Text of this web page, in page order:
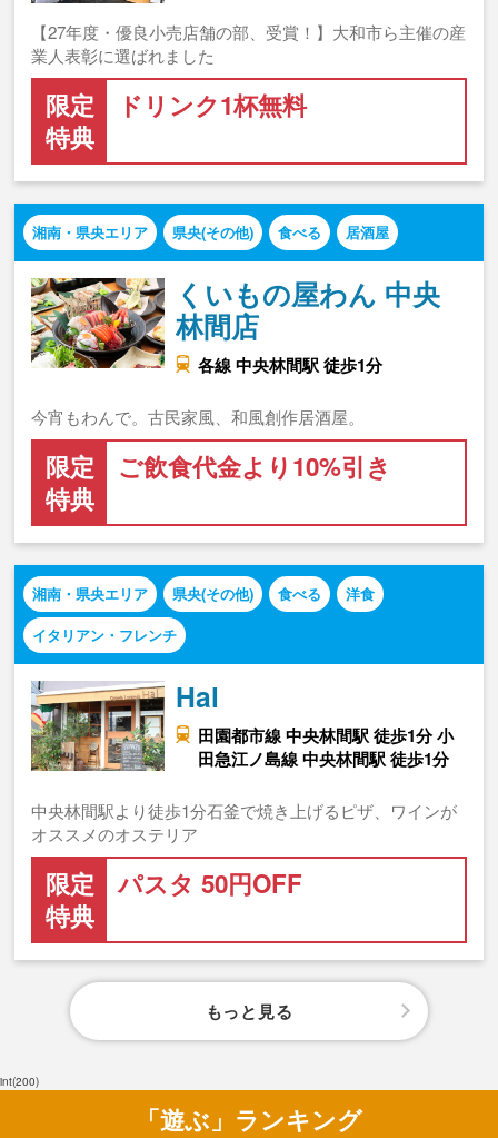
【27年度・優良小売店舗の部、受賞！】大和市ら主催の産
業人表彰に選ばれました
限定
特典
ドリンク1杯無料
湘南・県央エリア 県央(その他) 食べる 居酒屋
くいもの屋わん 中央
林間店
各線 中央林間駅 徒歩1分
今宵もわんで。古民家風、和風創作居酒屋。
限定
特典
ご飲食代金より10%引き
湘南・県央エリア 県央(その他) 食べる
洋食
イタリアン・フレンチ
Hal
田園都市線 中央林間駅 徒歩1分 小
田急江ノ島線 中央林間駅 徒歩1分
中央林間駅より徒歩1分石釜で焼き上げるピザ、ワインが
オススメのオステリア
限定
特典
パスタ 50円OFF
もっと見る
int(200)
「遊ぶ」ランキング